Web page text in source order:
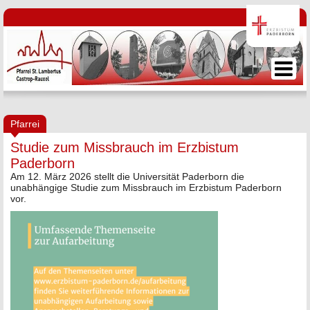
Pfarrei
Studie zum Missbrauch im Erzbistum
Paderborn
Am 12. März 2026 stellt die Universität Paderborn die
unabhängige Studie zum Missbrauch im Erzbistum Paderborn
vor.